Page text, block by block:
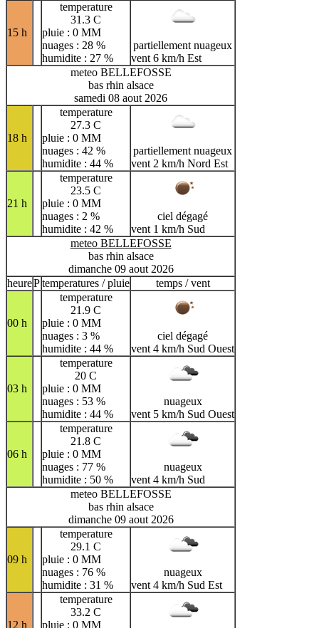
15 h
temperature
31.3 C
pluie : 0 MM
nuages : 28 %
humidite : 27 %
partiellement nuageux
vent 6 km/h Est
meteo BELLEFOSSE
bas rhin alsace
samedi 08 aout 2026
18 h
temperature
27.3 C
pluie : 0 MM
nuages : 42 %
humidite : 44 %
partiellement nuageux
vent 2 km/h Nord Est
21 h
temperature
23.5 C
pluie : 0 MM
nuages : 2 %
humidite : 42 %
ciel dégagé
vent 1 km/h Sud
meteo BELLEFOSSE
bas rhin alsace
dimanche 09 aout 2026
heurePtemperatures / pluie temps / vent
00 h
temperature
21.9 C
pluie : 0 MM
nuages : 3 %
humidite : 44 %
ciel dégagé
vent 4 km/h Sud Ouest
03 h
temperature
20 C
pluie : 0 MM
nuages : 53 %
humidite : 44 %
nuageux
vent 5 km/h Sud Ouest
06 h
temperature
21.8 C
pluie : 0 MM
nuages : 77 %
humidite : 50 %
nuageux
vent 4 km/h Sud
meteo BELLEFOSSE
bas rhin alsace
dimanche 09 aout 2026
09 h
temperature
29.1 C
pluie : 0 MM
nuages : 76 %
humidite : 31 %
nuageux
vent 4 km/h Sud Est
12 h
temperature
33.2 C
pluie : 0 MM